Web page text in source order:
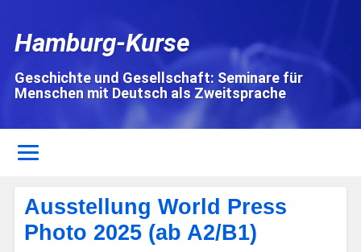
Hamburg-Kurse
Geschichte und Gesellschaft: Seminare für
Menschen mit Deutsch als Zweitsprache
Ausstellung World Press
Photo 2025 (ab A2/B1)